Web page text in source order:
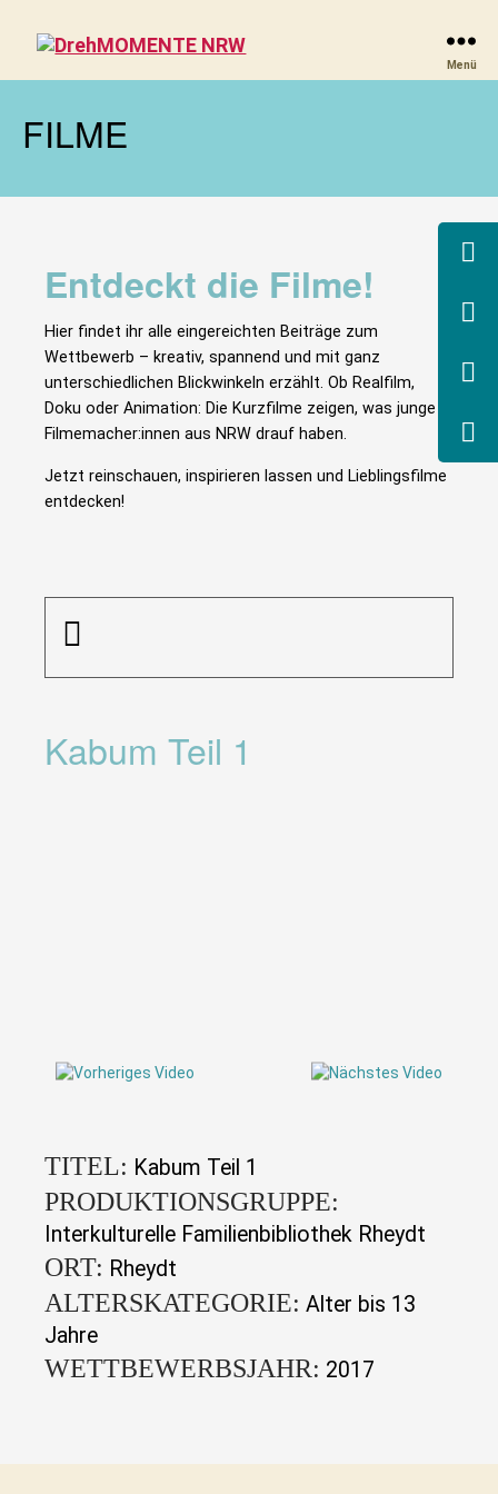
Menü
FILME
Entdeckt die Filme!
Hier findet ihr alle eingereichten Beiträge zum
Wettbewerb – kreativ, spannend und mit ganz
unterschiedlichen Blickwinkeln erzählt. Ob Realfilm,
Doku oder Animation: Die Kurzfilme zeigen, was junge
Filmemacher:innen aus NRW drauf haben.
Jetzt reinschauen, inspirieren lassen und Lieblingsfilme
entdecken!
Kabum Teil 1
TITEL: Kabum Teil 1
PRODUKTIONSGRUPPE:
Interkulturelle Familienbibliothek Rheydt
ORT: Rheydt
ALTERSKATEGORIE: Alter bis 13
Jahre
WETTBEWERBSJAHR: 2017